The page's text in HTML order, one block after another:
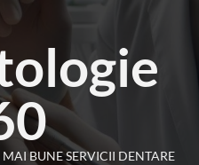
BUNE SERVICII DENTARE